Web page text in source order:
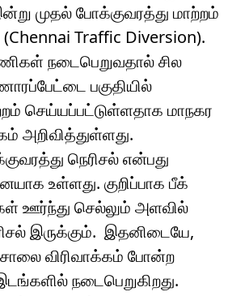
முதல் போக்குவரத்து மாற்றம்
Traffic Diversion).
நடைபெறுவதால் சில
பகுதியில்
செய்யப்பட்டுள்ளதாக மாநகர
அறிவித்துள்ளது.
நெரிசல் என்பது
உள்ளது. குறிப்பாக பீக்
ஊர்ந்து செல்லும் அளவில்
இருக்கும். இதனிடையே,
விரிவாக்கம் போன்ற
நடைபெறுகிறது.